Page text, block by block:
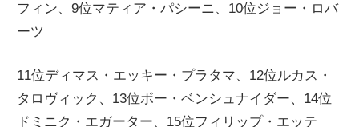
ニ
ュ
フィン、9位マティア・パシーニ、10位ジョー・ロバ
ーツ
11位ディマス・エッキー・プラタマ、12位ルカス・
タロヴィック、13位ボー・ベンシュナイダー、14位
ドミニク・エガーター、15位フィリップ・エッテ